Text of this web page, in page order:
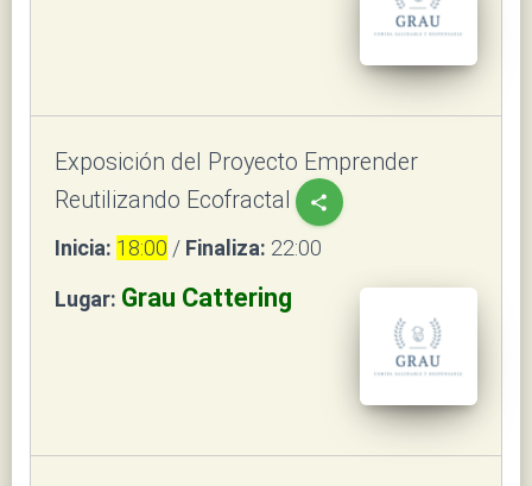
Exposición del Proyecto Emprender
Reutilizando Ecofractal
share
Inicia: 18:00 / Finaliza: 22:00
Lugar: Grau Cattering